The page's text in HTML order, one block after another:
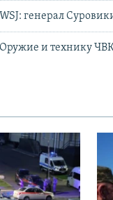
WSJ: генерал
Оружие и технику